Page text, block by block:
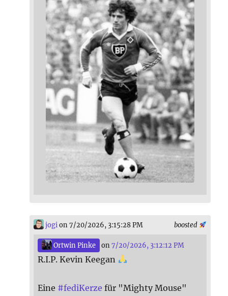
boosted
jogi on 7/20/2026, 3:15:28 PM
Ortwin Pinke on7/20/2026, 3:12:12 PM
R.I.P. Kevin Keegan
Eine #fediKerze für "Mighty Mouse"